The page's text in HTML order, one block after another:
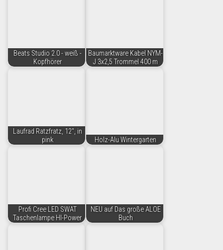
Beats Studio 2.0 - weiß -
Kopfhörer
Baumarktware Kabel NYM-
J 3x2,5 Trommel 400 m
Laufrad Ratzfratz, 12", in
pink
Holz-Alu Wintergarten
Profi Cree LED SWAT
Taschenlampe HI-Power
NEU auf Das große ALOE
Buch